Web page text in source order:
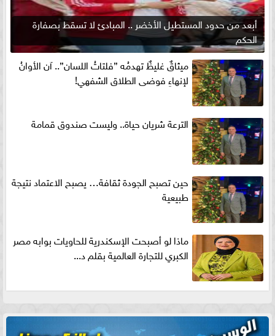
أبعد من حدود المستطيل الأخضر .. المبادئ لا تسقط بصفارة
الحكم
ميثاقٌ غليظٌ تهدمُه ”فلتاتُ اللسان”.. آن الأوانُ
لإنهاءِ فوضى الطلاق الشفهي!
الترعة شريان حياة.. وليست صندوق قمامة
حين تصبح الجودة ثقافة… يصبح الاعتماد نتيجة
طبيعية
ماذا لو أصبحت الإسكندرية للحاويات بوابه مصر
الكبري للتجارة العالمية بقلم د...